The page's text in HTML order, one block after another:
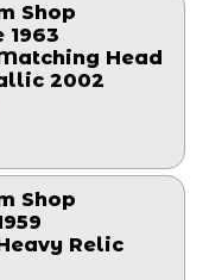
Shop
1963
Head
2002
Shop
Relic